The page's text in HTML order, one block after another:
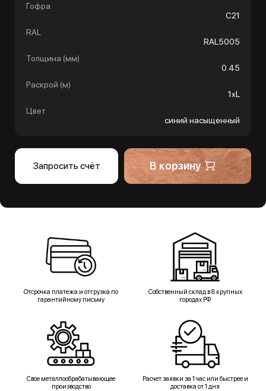
Гофра
С21
RAL
RAL5005
Толщина (мм)
0.45
Раскрой (м)
1хL
Цвет
синий насыщенный
Запросить счёт В корзину
Отсрочка платежа и отгрузка по
гарантийному письму
Собственный склад в 8 крупных
городах РФ
Свое металлообрабатывающее
производство
Расчет заявки за 1 час или быстрее и
доставка от 1 дня